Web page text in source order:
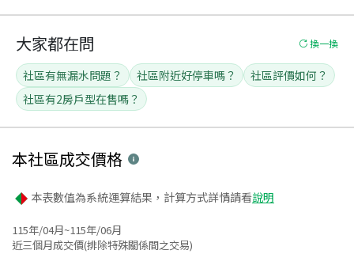
大家都在問 換一換
社區有無漏水問題？ 社區附近好停車嗎？
社區評價如何？
社區有2房戶型在售嗎？
本社區成交價格
本表數值為系統運算結果，計算方式詳情請看說明
115年/04月~115年/06月
近三個月成交價(排除特殊關係間之交易)